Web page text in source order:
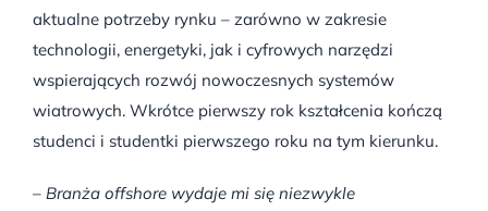
aktualne potrzeby rynku – zarówno w zakresie
technologii, energetyki, jak i cyfrowych narzędzi
wspierających rozwój nowoczesnych systemów
wiatrowych. Wkrótce pierwszy rok kształcenia kończą
studenci i studentki pierwszego roku na tym kierunku.
– Branża offshore wydaje mi się niezwykle